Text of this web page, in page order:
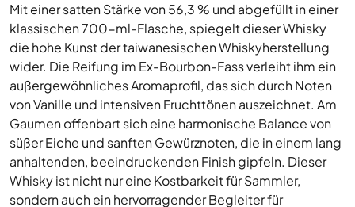
Mit einer satten Stärke von 56,3 % und abgefüllt in einer
klassischen 700-ml-Flasche, spiegelt dieser Whisky
die hohe Kunst der taiwanesischen Whiskyherstellung
wider. Die Reifung im Ex-Bourbon-Fass verleiht ihm ein
außergewöhnliches Aromaprofil, das sich durch Noten
von Vanille und intensiven Fruchttönen auszeichnet. Am
Gaumen offenbart sich eine harmonische Balance von
süßer Eiche und sanften Gewürznoten, die in einem lang
anhaltenden, beeindruckenden Finish gipfeln. Dieser
Whisky ist nicht nur eine Kostbarkeit für Sammler,
sondern auch ein hervorragender Begleiter für